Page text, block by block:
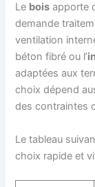
Le bois apporte
demande
ventilation
béton fibré ou l’
adaptées aux
choix dépend
des contraintes
Le tableau
choix rapide et